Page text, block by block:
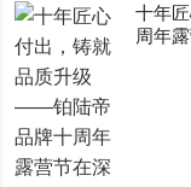
十年
周年